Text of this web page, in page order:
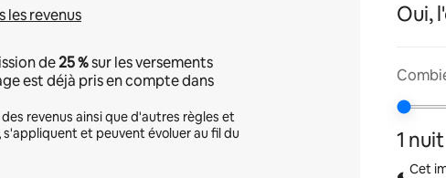
les revenus
de25 %sur les versements
est déjà pris en compte dans
revenus ainsi que d'autres règles et
et peuvent évoluer au fil du
Oui,
1 nuit
Cet